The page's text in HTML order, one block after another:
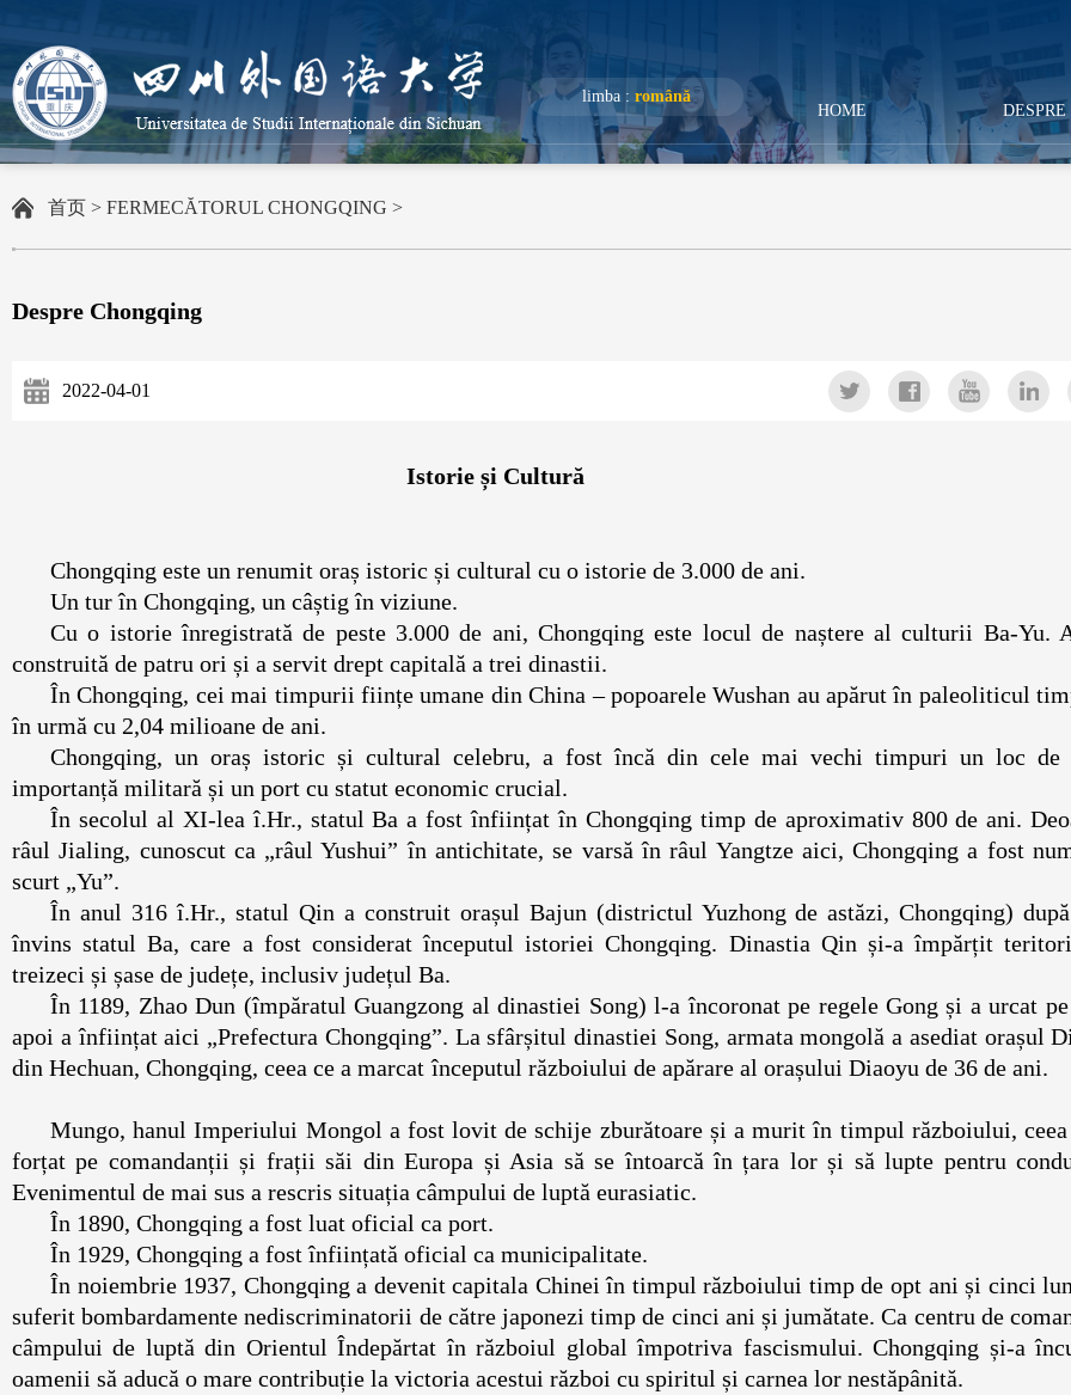
limba : română
HOME DESPRE
首页 > FERMECĂTORUL CHONGQING >
Despre Chongqing
2022-04-01
Istorie și Cultură
Chongqing este un renumit oraș istoric și cultural cu o istorie de 3.000 de ani.
Un tur în Chongqing, un câștig în viziune.
Cu o istorie înregistrată de peste 3.000 de ani, Chongqing este locul de naștere al culturii Ba-Yu.
construită de patru ori și a servit drept capitală a trei dinastii.
În Chongqing, cei mai timpurii ființe umane din China – popoarele Wushan au apărut în paleoliticul
în urmă cu 2,04 milioane de ani.
Chongqing, un oraș istoric și cultural celebru, a fost încă din cele mai vechi timpuri un loc de
importanță militară și un port cu statut economic crucial.
În secolul al XI-lea î.Hr., statul Ba a fost înființat în Chongqing timp de aproximativ 800 de ani.
râul Jialing, cunoscut ca „râul Yushui” în antichitate, se varsă în râul Yangtze aici, Chongqing a fost
scurt „Yu”.
În anul 316 î.Hr., statul Qin a construit orașul Bajun (districtul Yuzhong de astăzi, Chongqing)
învins statul Ba, care a fost considerat începutul istoriei Chongqing. Dinastia Qin și-a împărțit
treizeci și șase de județe, inclusiv județul Ba.
În 1189, Zhao Dun (împăratul Guangzong al dinastiei Song) l-a încoronat pe regele Gong și a urcat
apoi a înființat aici „Prefectura Chongqing”. La sfârșitul dinastiei Song, armata mongolă a asediat orașul
din Hechuan, Chongqing, ceea ce a marcat începutul războiului de apărare al orașului Diaoyu de 36 de
Mungo, hanul Imperiului Mongol a fost lovit de schije zburătoare și a murit în timpul războiului, ceea
forțat pe comandanții și frații săi din Europa și Asia să se întoarcă în țara lor și să lupte pentru
Evenimentul de mai sus a rescris situația câmpului de luptă eurasiatic.
În 1890, Chongqing a fost luat oficial ca port.
În 1929, Chongqing a fost înființată oficial ca municipalitate.
În noiembrie 1937, Chongqing a devenit capitala Chinei în timpul războiului timp de opt ani și cinci
suferit bombardamente nediscriminatorii de către japonezi timp de cinci ani și jumătate. Ca centru de
câmpului de luptă din Orientul Îndepărtat în războiul global împotriva fascismului. Chongqing și-a
oamenii să aducă o mare contribuție la victoria acestui război cu spiritul și carnea lor nestăpânită.